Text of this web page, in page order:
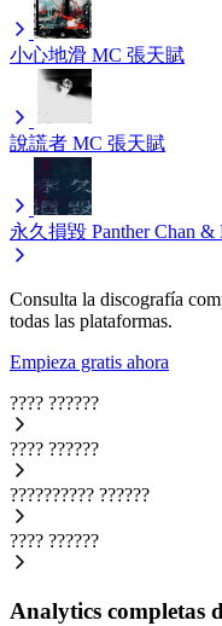
小心地滑 MC 張天賦
說謊者 MC 張天賦
永久損毀 Panther Chan
Consulta la discografía
todas las plataformas.
Empieza gratis ahora
???? ??????
???? ??????
?????????? ??????
???? ??????
Analytics completas